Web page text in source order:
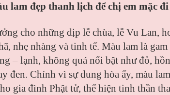
lam đẹp thanh lịch để chị em mặc
cho những dịp lễ chùa, lễ Vu Lan,
nhẹ nhàng và tinh tế. Màu lam là gam
– lạnh, không quá nổi bật như đỏ,
đen. Chính vì sự dung hòa ấy, màu lam
gia đình Phật tử, thể hiện tinh thần